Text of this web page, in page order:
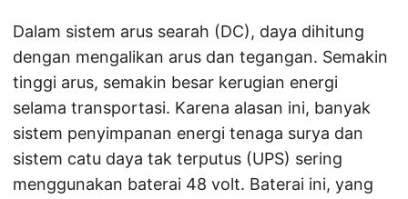
Dalam sistem arus searah (DC), daya dihitung
dengan mengalikan arus dan tegangan. Semakin
tinggi arus, semakin besar kerugian energi
selama transportasi. Karena alasan ini, banyak
sistem penyimpanan energi tenaga surya dan
sistem catu daya tak terputus (UPS) sering
menggunakan baterai 48 volt. Baterai ini, yang